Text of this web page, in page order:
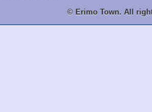
© Erimo Town. All